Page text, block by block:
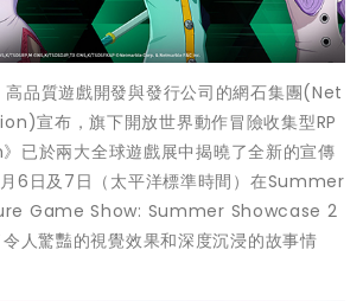
品質遊戲開發與發行公司的網石集團(Net
宣布，旗下開放世界動作冒險收集型RP
已於兩大全球遊戲展中揭曉了全新的宣傳
6日及7日（太平洋標準時間）在Summer
Game Show: Summer Showcase 2
人驚豔的視覺效果和深度沉浸的故事情